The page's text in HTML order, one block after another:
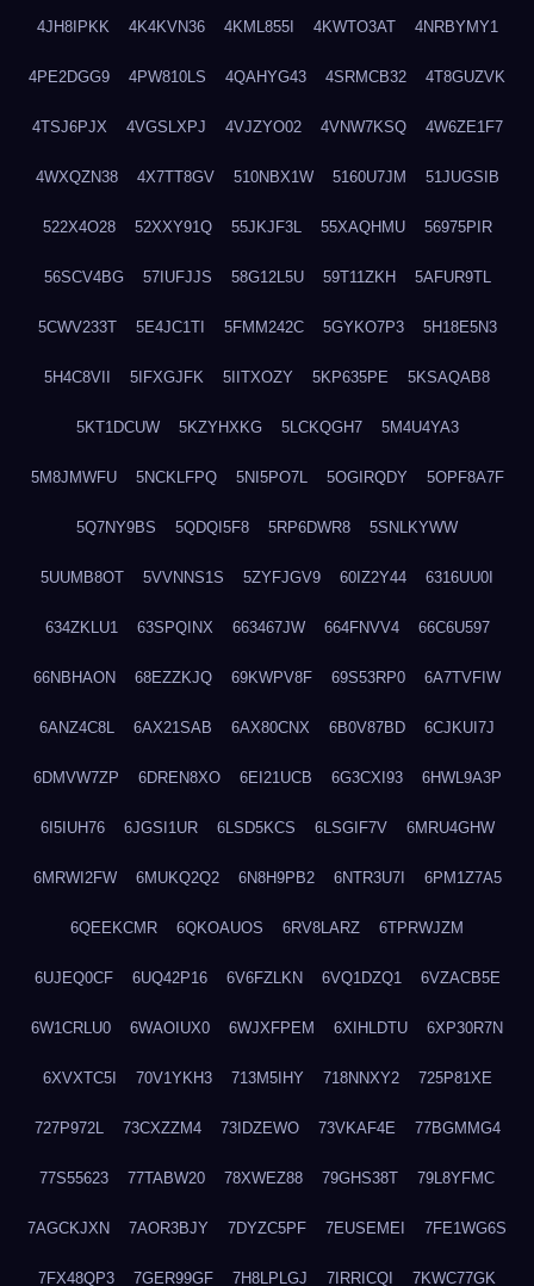
4JH8IPKK 4K4KVN36 4KML855I 4KWTO3AT 4NRBYMY1
4PE2DGG9 4PW810LS 4QAHYG43 4SRMCB32 4T8GUZVK
4TSJ6PJX 4VGSLXPJ 4VJZYO02 4VNW7KSQ 4W6ZE1F7
4WXQZN38 4X7TT8GV 510NBX1W 5160U7JM 51JUGSIB
522X4O28 52XXY91Q 55JKJF3L 55XAQHMU 56975PIR
56SCV4BG 57IUFJJS 58G12L5U 59T11ZKH 5AFUR9TL
5CWV233T 5E4JC1TI 5FMM242C 5GYKO7P3 5H18E5N3
5H4C8VII 5IFXGJFK 5IITXOZY 5KP635PE 5KSAQAB8
5KT1DCUW 5KZYHXKG 5LCKQGH7 5M4U4YA3
5M8JMWFU 5NCKLFPQ 5NI5PO7L 5OGIRQDY 5OPF8A7F
5Q7NY9BS 5QDQI5F8 5RP6DWR8 5SNLKYWW
5UUMB8OT 5VVNNS1S 5ZYFJGV9 60IZ2Y44 6316UU0I
634ZKLU1 63SPQINX 663467JW 664FNVV4 66C6U597
66NBHAON 68EZZKJQ 69KWPV8F 69S53RP0 6A7TVFIW
6ANZ4C8L 6AX21SAB 6AX80CNX 6B0V87BD 6CJKUI7J
6DMVW7ZP 6DREN8XO 6EI21UCB 6G3CXI93 6HWL9A3P
6I5IUH76 6JGSI1UR 6LSD5KCS 6LSGIF7V 6MRU4GHW
6MRWI2FW 6MUKQ2Q2 6N8H9PB2 6NTR3U7I 6PM1Z7A5
6QEEKCMR 6QKOAUOS 6RV8LARZ 6TPRWJZM
6UJEQ0CF 6UQ42P16 6V6FZLKN 6VQ1DZQ1 6VZACB5E
6W1CRLU0 6WAOIUX0 6WJXFPEM 6XIHLDTU 6XP30R7N
6XVXTC5I 70V1YKH3 713M5IHY 718NNXY2 725P81XE
727P972L 73CXZZM4 73IDZEWO 73VKAF4E 77BGMMG4
77S55623 77TABW20 78XWEZ88 79GHS38T 79L8YFMC
7AGCKJXN 7AOR3BJY 7DYZC5PF 7EUSEMEI 7FE1WG6S
7FX48QP3 7GER99GF 7H8LPLGJ 7IRRICQI 7KWC77GK